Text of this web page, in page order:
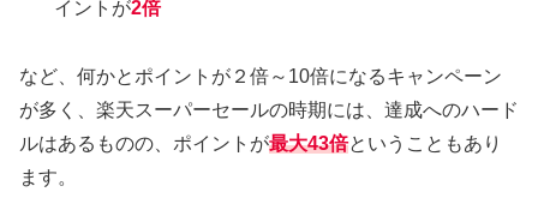
イントが2倍
など、何かとポイントが２倍～10倍になるキャンペーン
が多く、楽天スーパーセールの時期には、達成へのハード
ルはあるものの、ポイントが最大43倍ということもあり
ます。